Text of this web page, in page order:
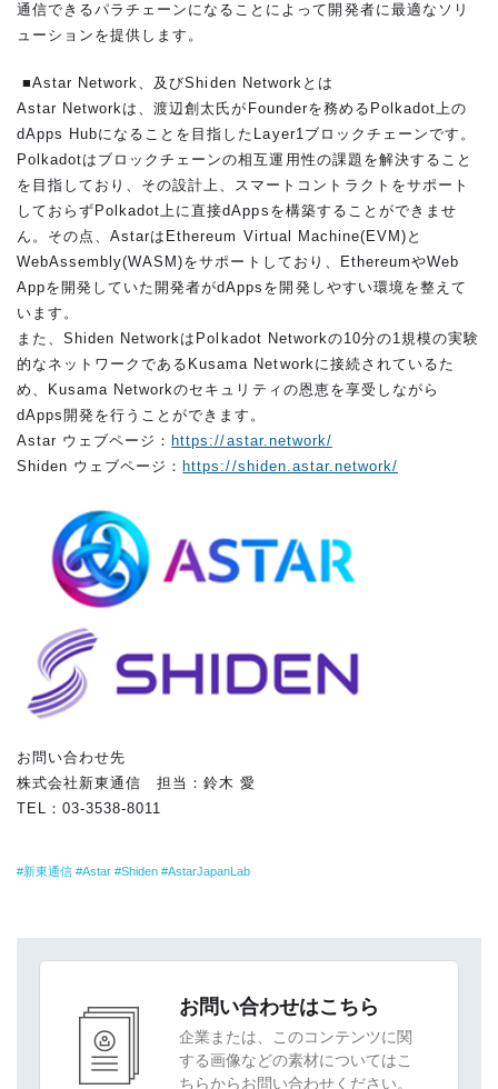
通信できるパラチェーンになることによって開発者に最適なソリ
ューションを提供します。
■Astar Network、及びShiden Networkとは
Astar Networkは、渡辺創太氏がFounderを務めるPolkadot上の
dApps Hubになることを目指したLayer1ブロックチェーンです。
Polkadotはブロックチェーンの相互運用性の課題を解決すること
を目指しており、その設計上、スマートコントラクトをサポート
しておらずPolkadot上に直接dAppsを構築することができませ
ん。その点、AstarはEthereum Virtual Machine(EVM)と
WebAssembly(WASM)をサポートしており、EthereumやWeb
Appを開発していた開発者がdAppsを開発しやすい環境を整えて
います。
また、Shiden NetworkはPolkadot Networkの10分の1規模の実験
的なネットワークであるKusama Networkに接続されているた
め、Kusama Networkのセキュリティの恩恵を享受しながら
dApps開発を行うことができます。
Astar ウェブページ：https://astar.network/
Shiden ウェブページ：https://shiden.astar.network/
お問い合わせ先
株式会社新東通信 担当：鈴木 愛
TEL：03-3538-8011
新東通信 Astar Shiden AstarJapanLab
お問い合わせはこちら
企業または、このコンテンツに関
する画像などの素材についてはこ
ちらからお問い合わせください。